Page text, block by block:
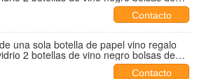
Contacto
una sola botella de papel vino regalo
2 botellas de vino negro bolsas de
Contacto